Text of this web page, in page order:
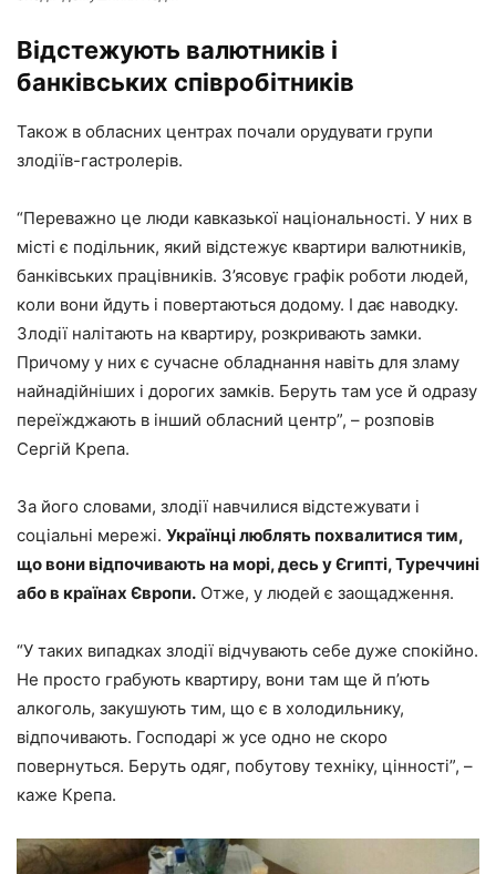
Відстежують валютників і
банківських співробітників
Також в обласних центрах почали орудувати групи
злодіїв-гастролерів.
“Переважно це люди кавказької національності. У них в
місті є подільник, який відстежує квартири валютників,
банківських працівників. З’ясовує графік роботи людей,
коли вони йдуть і повертаються додому. І дає наводку.
Злодії налітають на квартиру, розкривають замки.
Причому у них є сучасне обладнання навіть для зламу
найнадійніших і дорогих замків. Беруть там усе й одразу
переїжджають в інший обласний центр”, – розповів
Сергій Крепа.
За його словами, злодії навчилися відстежувати і
соціальні мережі. Українці люблять похвалитися тим,
що вони відпочивають на морі, десь у Єгипті, Туреччині
або в країнах Європи. Отже, у людей є заощадження.
“У таких випадках злодії відчувають себе дуже спокійно.
Не просто грабують квартиру, вони там ще й п’ють
алкоголь, закушують тим, що є в холодильнику,
відпочивають. Господарі ж усе одно не скоро
повернуться. Беруть одяг, побутову техніку, цінності”, –
каже Крепа.